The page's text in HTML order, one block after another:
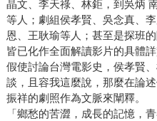
晶文、李天祿、林鉅，到吳炳
等人；劇組侯孝賢、吳念真、
恩、王耿瑜等人；甚至是探班
皆已化作全面解讀影片的具體詳
假使討論台灣電影史，侯孝賢
談，且容我這麼說，那麼在論
振祥的劇照作為文脈來闡釋。
「鄉愁的苦澀，成長的記憶，